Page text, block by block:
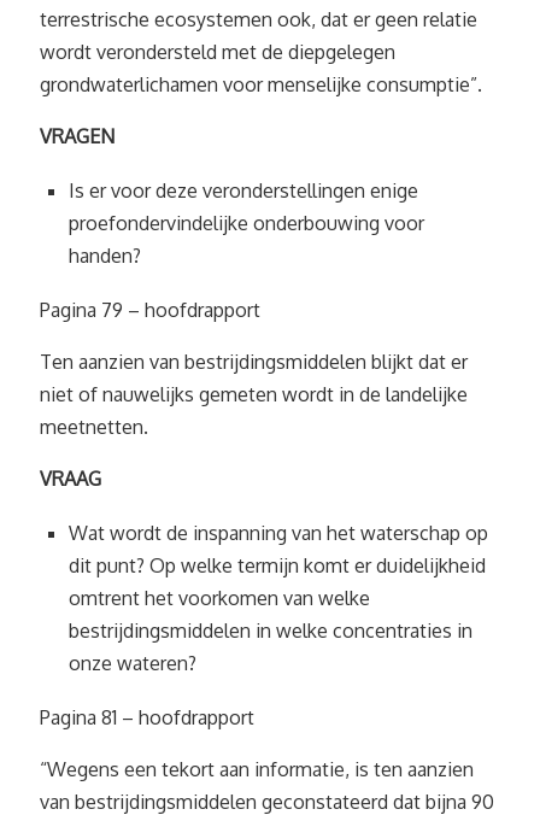
terrestrische ecosystemen ook, dat er geen relatie
wordt verondersteld met de diepgelegen
grondwaterlichamen voor menselijke consumptie”.
VRAGEN
Is er voor deze veronderstellingen enige
proefondervindelijke onderbouwing voor
handen?
Pagina 79 – hoofdrapport
Ten aanzien van bestrijdingsmiddelen blijkt dat er
niet of nauwelijks gemeten wordt in de landelijke
meetnetten.
VRAAG
Wat wordt de inspanning van het waterschap op
dit punt? Op welke termijn komt er duidelijkheid
omtrent het voorkomen van welke
bestrijdingsmiddelen in welke concentraties in
onze wateren?
Pagina 81 – hoofdrapport
“Wegens een tekort aan informatie, is ten aanzien
van bestrijdingsmiddelen geconstateerd dat bijna 90